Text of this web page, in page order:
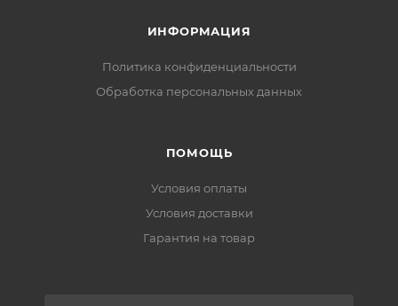
скоплению грязи и отложений, способствующих
Комплект поставки:
ИНФОРМАЦИЯ
Политика конфиденциальности
Обработка персональных данных
ПОМОЩЬ
Условия оплаты
Условия доставки
Гарантия на товар